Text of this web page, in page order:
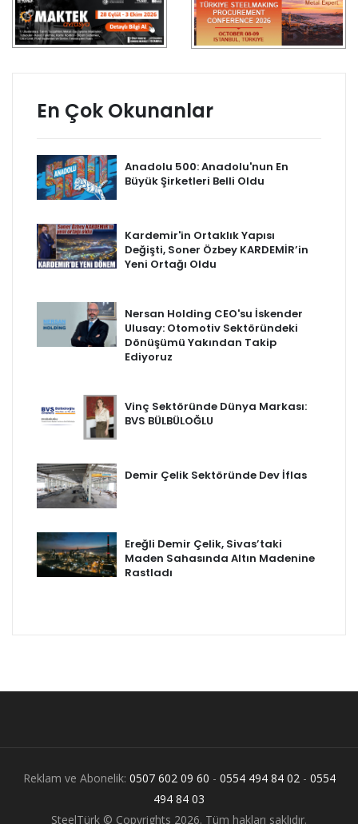
En Çok Okunanlar
Anadolu 500: Anadolu'nun En
Büyük Şirketleri Belli Oldu
Kardemir'in Ortaklık Yapısı
Değişti, Soner Özbey KARDEMİR’in
Yeni Ortağı Oldu
Nersan Holding CEO'su İskender
Ulusay: Otomotiv Sektöründeki
Dönüşümü Yakından Takip
Ediyoruz
Vinç Sektöründe Dünya Markası:
BVS BÜLBÜLOĞLU
Demir Çelik Sektöründe Dev İflas
Ereğli Demir Çelik, Sivas’taki
Maden Sahasında Altın Madenine
Rastladı
Reklam ve Abonelik: 0507 602 09 60 - 0554 494 84 02 - 0554
494 84 03
SteelTürk © Copyrights 2026. Tüm hakları saklıdır.